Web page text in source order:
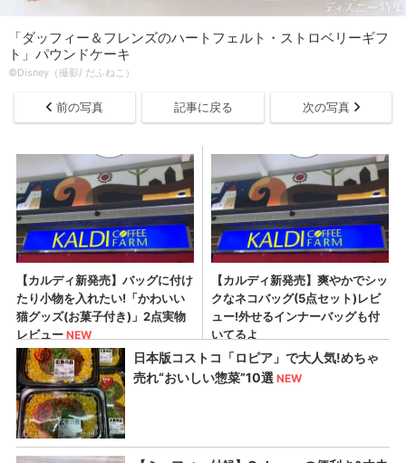
「ダッフィー＆フレンズのハートフェルト・ストロベリーギフ
ト」パウンドケーキ
©Disney（撮影/ だふねこ）
前の写真 記事に戻る 次の写真